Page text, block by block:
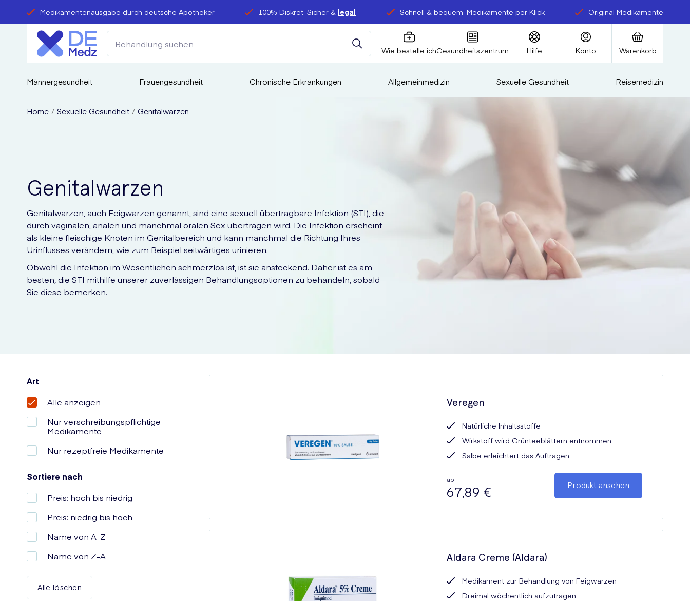
Medikamentenausgabe durch deutsche Apotheker 100% Diskret. Sicher & legal Schnell & bequem: Medikamente per Klick Original Medikamente
Wie bestelle ichGesundheitszentrum Hilfe Konto Warenkorb
Männergesundheit Frauengesundheit Chronische Erkrankungen Allgemeinmedizin Sexuelle Gesundheit Reisemedizin
Home Sexuelle Gesundheit Genitalwarzen
Genitalwarzen
Genitalwarzen, auch Feigwarzen genannt, sind eine sexuell übertragbare Infektion (STI), die
durch vaginalen, analen und manchmal oralen Sex übertragen wird. Die Infektion erscheint
als kleine fleischige Knoten im Genitalbereich und kann manchmal die Richtung Ihres
Urinflusses verändern, wie zum Beispiel seitwärtiges urinieren.
Obwohl die Infektion im Wesentlichen schmerzlos ist, ist sie ansteckend. Daher ist es am
besten, die STI mithilfe unserer zuverlässigen Behandlungsoptionen zu behandeln, sobald
Sie diese bemerken.
Art
Alle anzeigen
Nur verschreibungspflichtige
Medikamente
Nur rezeptfreie Medikamente
Sortiere nach
Preis: hoch bis niedrig
Preis: niedrig bis hoch
Name von A-Z
Name von Z-A
Alle löschen
Veregen
Natürliche Inhaltsstoffe
Wirkstoff wird Grünteeblättern entnommen
Salbe erleichtert das Auftragen
ab
67,89 € Produkt ansehen
Aldara Creme (Aldara)
Medikament zur Behandlung von Feigwarzen
Dreimal wöchentlich aufzutragen